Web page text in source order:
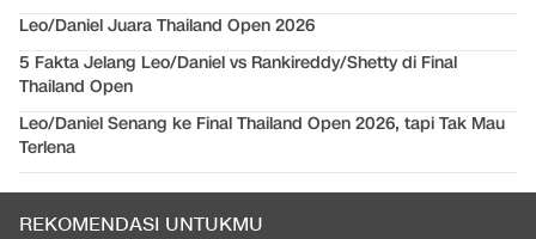
Leo/Daniel Juara Thailand Open 2026
5 Fakta Jelang Leo/Daniel vs Rankireddy/Shetty di Final
Thailand Open
Leo/Daniel Senang ke Final Thailand Open 2026, tapi Tak Mau
Terlena
REKOMENDASI UNTUKMU